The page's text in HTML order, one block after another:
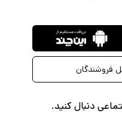
فروشندگان
دنبال کنید.